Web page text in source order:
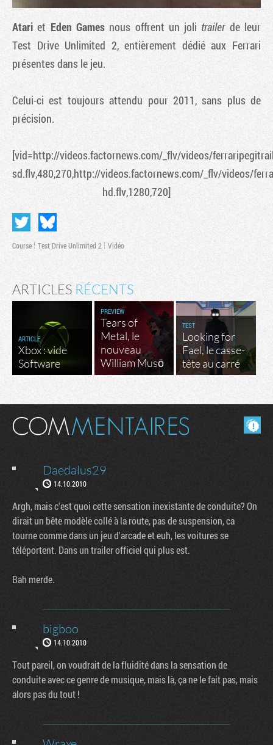
Atari et Eden Gamesnous offrent un joli trailerde leur
Test Drive Unlimited 2, entièrement dédié aux Ferrari
présentes dans le jeu.
Celui-ci est toujours attendu pour 2011, sans plus de
précision.
[vid=http://videos.factornews.com/_flv/videos/
sd.flv,480,270,http://videos.factornews.com/_flv/videos/
hd.flv,1280,720]
Course Test Drive Unlimited 2 Vidéo
ARTICLES RÉCENTS
ARTICLE
Xbox : vide
Software
PREVIEW
Tears of
Metal, le
nouveau
William Musō
TEST
Looking for
Fael, le casse-
tête au carré
Masquer les commentaires lus.
Daedalus29
14.10.2010
Argh, mais c'est quoi cette sensation inexistante de conduite? On
dirait un bête modèle collé à la route, pas de suspension, ca
tourne comme dans un jeu d'arcade et euh, les voitures se
téléportent. Dans un trailer officiel qui plus est.
Bah merde.
bigboo
14.10.2010
Tout pareil, on voudrait de la fluidité dans la sensation de
conduite avec ce genre de musique, mais là, ça ne le fait pas, mais
alors pas du tout !